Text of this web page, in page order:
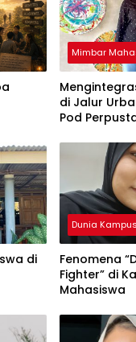
Mimbar
di Jalur
Pod
Tren Terbaru
di
Dunia Kampus
Fenomena
Fighter” di
Mahasiswa